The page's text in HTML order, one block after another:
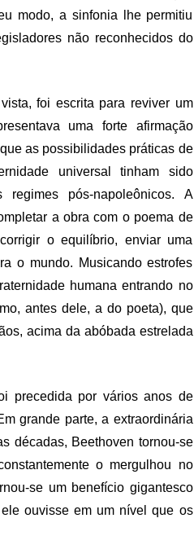
modo, a sinfonia lhe permitiu
não reconhecidos do
foi escrita para reviver um
uma forte afirmação
as possibilidades práticas de
universal tinham sido
regimes pós-napoleônicos. A
a obra com o poema de
o equilíbrio, enviar uma
o mundo. Musicando estrofes
humana entrando no
antes dele, a do poeta), que
acima da abóbada estrelada
precedida por vários anos de
grande parte, a extraordinária
décadas, Beethoven tornou-se
o mergulhou no
se um benefício gigantesco
ouvisse em um nível que os